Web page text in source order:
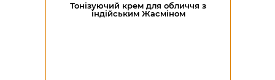
Тонізуючий крем для обличчя з
індійським Жасміном